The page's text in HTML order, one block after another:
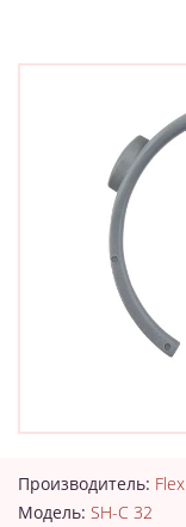
Производитель: Flex
Модель: SH-C 32